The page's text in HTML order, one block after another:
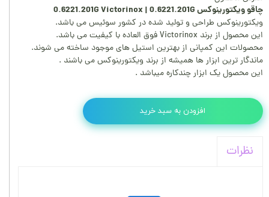
چاقو ویکتورینوکس 0.6221.201G Victorinox | 0.6221.201G
ویکتورینوکس طراحی و تولید شده در کشور سوئیس می باشد.
این محصول از برند Victorinox فوق العاده با کیفیت می باشد.
محصولات این کمپانی از بهترین استیل های موجود ساخته می شوند.
ماندگار ترین ابزار ها همیشه از برند ویکتورینوکس می باشند .
این محصول یک ابزار چندکاره میباشد .
افزودن به سبد خرید
نظرات